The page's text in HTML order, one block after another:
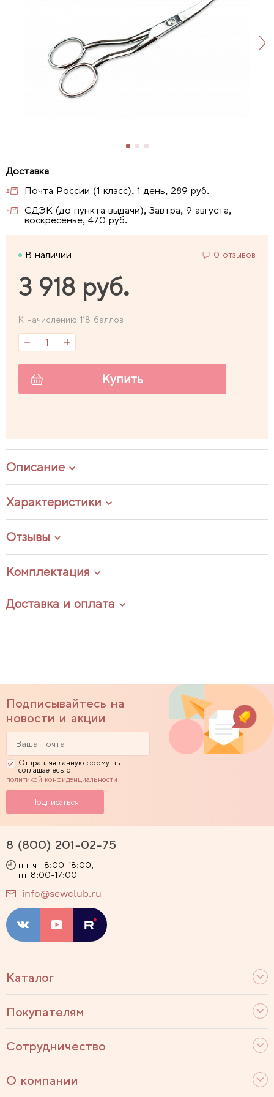
Почта России (1 класс), 1 день, 289 руб.
СДЭК (до пункта выдачи), Завтра, 9 августа,
воскресенье, 470 руб.
В наличии 0 отзывов
3 918 руб.
К начислению 118 баллов
Купить
Описание
Характеристики
Отзывы
Комплектация
Доставка и оплата
Подписывайтесь на
новости и акции
Отправляя данную форму вы
соглашаетесь с
политикой конфиденциальности
Каталог
Покупателям
Сотрудничество
О компании
8 (800) 201-02-75
пн-чт 8:00-18:00,
пт 8:00-17:00
info@sewclub.ru